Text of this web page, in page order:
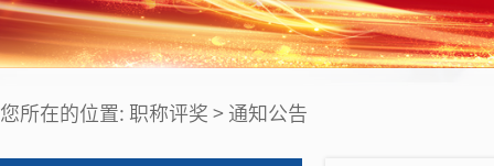
您所在的位置: 职称评奖 > 通知公告